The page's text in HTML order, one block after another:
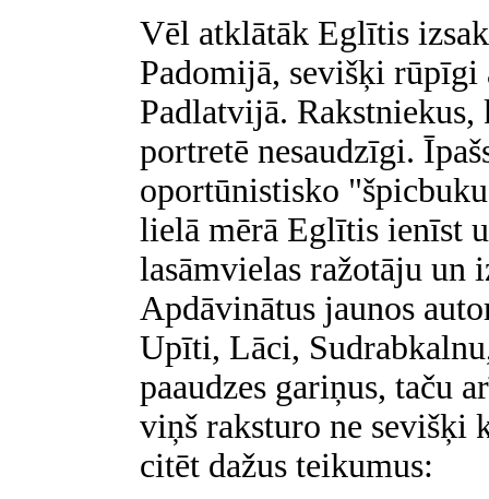
Vēl atklātāk Eglītis
Padomijā, sevišķi rūpīgi
Padlatvijā.
portretē nesaudzīgi.
oportūnistisko
lielā mērā Eglītis ienīst
lasāmvielas ražotāju
Apdāvinātus jaunos
Upīti, Lāci,
paaudzes gariņus, taču
viņš raksturo ne sevišķi
citēt dažus teikumus: